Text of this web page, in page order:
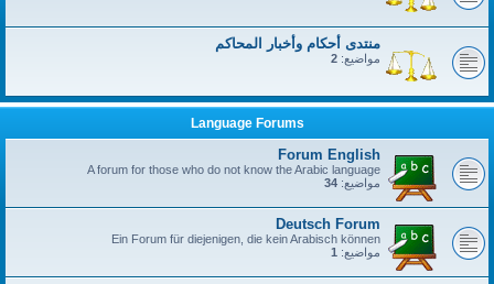
منتدى أحكام وأخبار المحاكم
مواضيع: 2
Language Forums
Forum English
A forum for those who do not know the Arabic language
مواضيع: 34
Deutsch Forum
Ein Forum für diejenigen, die kein Arabisch können
مواضيع: 1